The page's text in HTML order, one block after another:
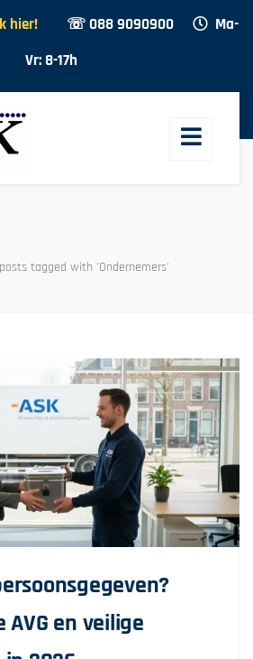
hier! ☏ 088 9090900
Ma-
Vr: 8-17h
tagged with 'Ondernemers'
AVG en veilige